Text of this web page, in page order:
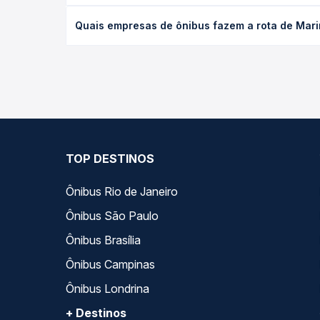
antecedência da compra. Na Quero Passagem
Quais empresas de ônibus fazem a rota de
TOP DESTINOS
Ônibus Rio de Janeiro
Ônibus São Paulo
Ônibus Brasília
Ônibus Campinas
Ônibus Londrina
+ Destinos